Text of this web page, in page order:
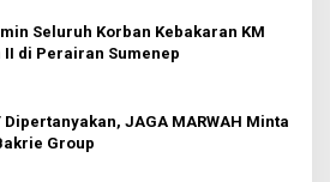
Seluruh Korban Kebakaran KM
II di Perairan Sumenep
Dipertanyakan, JAGA MARWAH Minta
Group